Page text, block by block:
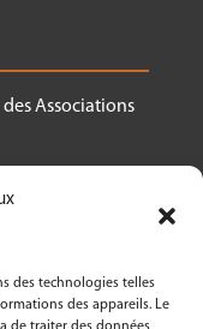
des technologies telles
des appareils. Le
Associations